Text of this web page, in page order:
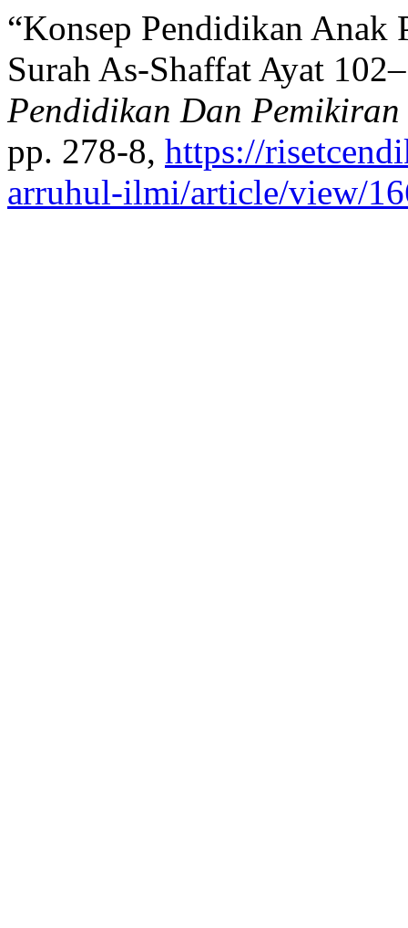
“Konsep Pendidikan Anak
Surah As-Shaffat Ayat
Pendidikan Dan
pp. 278-8, https://
arruhul-ilmi/article/view/